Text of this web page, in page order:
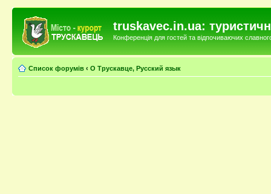
truskavec.in.ua:
Конференція для гостей та відпочиваючих
Список форумів ‹ О Трускавце, Русский язык